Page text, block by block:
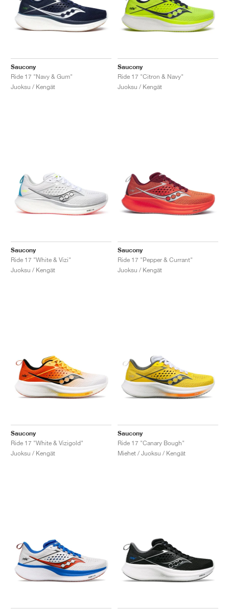
Saucony
Ride 17 "Navy & Gum"
Juoksu / Kengät
Saucony
Ride 17 "Citron & Navy"
Juoksu / Kengät
Saucony
Ride 17 "White & Vizi"
Juoksu / Kengät
Saucony
Ride 17 "Pepper & Currant"
Juoksu / Kengät
Saucony
Ride 17 "White & Vizigold"
Juoksu / Kengät
Saucony
Ride 17 "Canary Bough"
Miehet / Juoksu / Kengät